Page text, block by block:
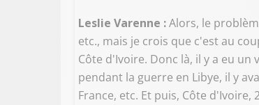
Leslie Varenne :Alors, le
etc., mais je crois que c'est au
Côte d'Ivoire. Donc là, il y a eu
pendant la guerre en Libye, il y
France, etc. Et puis, Côte